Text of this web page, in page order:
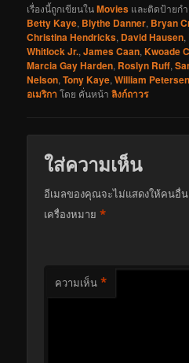
เรื่องนี้ถูกเขียนในMovies และติดป้ายก
Betty Kaye, Blythe Danner, Bryan
Christina Hendricks, David Hausen,
Whitlock Jr.,James Caan,Kwoade
Marcia Gay Harden, Roslyn Ruff,
Nelson,Tony Kaye,William Petersen
อเมริกา โดย คั่นหน้าลิงก์ถาวร
ใส่ความเห็น
อีเมลของคุณจะไม่แสดงให้คนอื่
เครื่องหมาย*
ความเห็น *